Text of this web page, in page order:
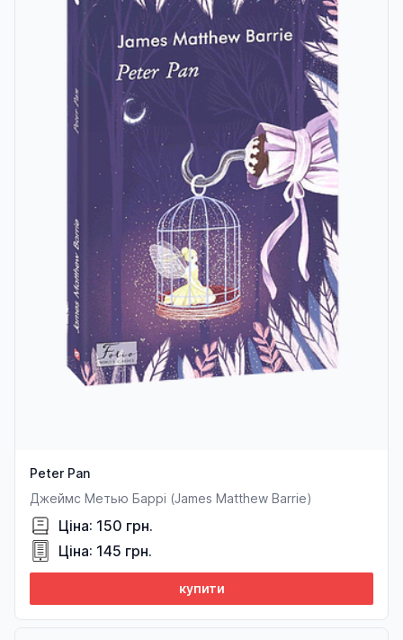
Peter Pan
Джеймс Метью Баррі (James Matthew Barrie)
Ціна: 150 грн.
Ціна: 145 грн.
купити